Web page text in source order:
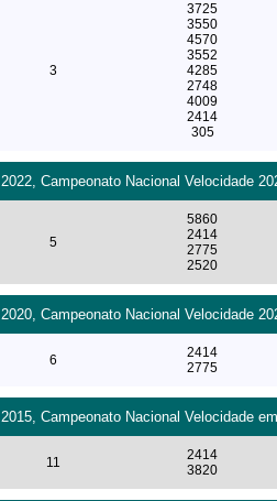
3
3725
3550
4570
3552
4285
2748
4009
2414
305
2022, Campeonato Nacional Velocidade
5
5860
2414
2775
2520
2020, Campeonato Nacional Velocidade
6
2414
2775
2015, Campeonato Nacional Velocidade
11
2414
3820